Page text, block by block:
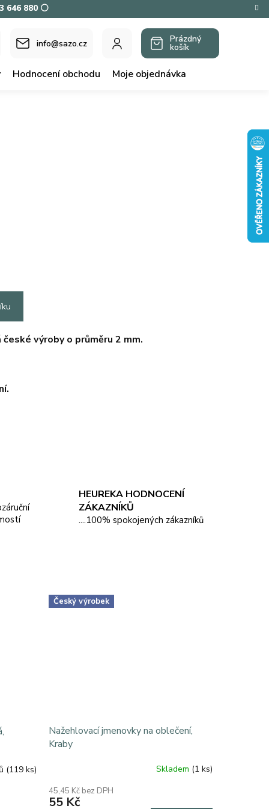
646 880 ⚪
info@sazo.cz
NÁKUPNÍ
Prázdný
košík
Hodnocení obchodu Moje objednávka
výroby o průměru 2 mm.
HEUREKA HODNOCENÍ
ZÁKAZNÍKŮ
....100% spokojených zákazníků
(119 ks)
Český výrobek
Nažehlovací jmenovky na oblečení,
Kraby
produktu
je
Skladem (1 ks)
45,45 Kč bez DPH
55 Kč